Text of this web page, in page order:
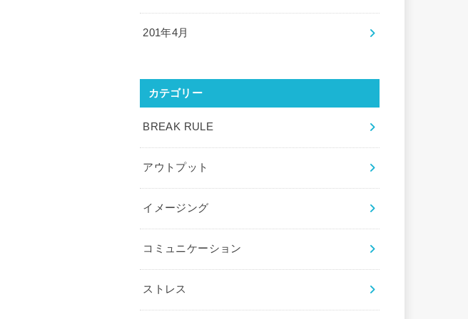
201年4月
カテゴリー
BREAK RULE
アウトプット
イメージング
コミュニケーション
ストレス